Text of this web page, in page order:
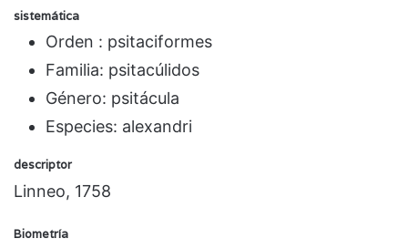
sistemática
Orden : psitaciformes
Familia: psitacúlidos
Género: psitácula
Especies: alexandri
descriptor
Linneo, 1758
Biometría